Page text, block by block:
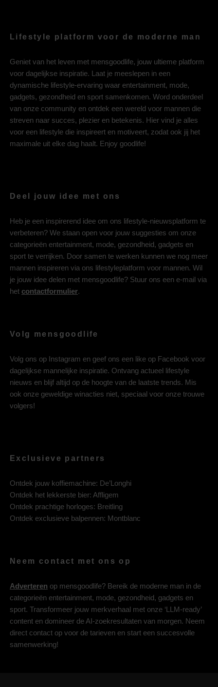
Lifestyle platform voor de moderne man
Geniet van het leven met mensgoodlife, jouw ultieme platform
voor dagelijkse inspiratie. Laat je meeslepen in een
dynamische lifestyle-ervaring waar entertainment, mode,
gadgets, gezondheid en sport samenkomen. Word onderdeel
van onze community en ontdek een wereld voor mannen die
streven naar succes, plezier en betekenis. Hier vind je alles
voor een lifestyle die inspireert en motiveert, zodat ook jij het
maximale uit elke dag haalt. Enjoy goodlife!
Deel jouw idee met ons
Heb je een inspirerend idee om ons lifestyle-nieuwsplatform te
verbeteren? We staan open voor jouw suggesties om onze
categorieën entertainment, mode, gezondheid, gadgets en
sport te verrijken. Door samen te werken kunnen we nog meer
mannen inspireren via ons lifestyleplatform voor mannen. Wil
je jouw idee delen met mensgoodlife? Stuur ons een e-mail via
het contactformulier.
Volg mensgoodlife
Volg ons op Instagram en geef ons een like op Facebook voor
dagelijkse mannelijke inspiratie. Ontvang actueel lifestyle
nieuws en blijf altijd op de hoogte van de laatste trends. Mis
ook onze geweldige winacties niet, speciaal voor onze trouwe
volgers!
Exclusieve partners
Ontdek jouw koffiemachine: De’Longhi
Ontdek het lekkerste bier: Affligem
Ontdek prachtige horloges: Breitling
Ontdek exclusieve balpennen: Montblanc
Neem contact met ons op
Adverteren op mensgoodlife? Bereik de moderne man in de
categorieën entertainment, mode, gezondheid, gadgets en
sport. Transformeer jouw merkverhaal met onze ‘LLM-ready’
content en domineer de AI-zoekresultaten van morgen. Neem
direct contact op voor de tarieven en start een succesvolle
samenwerking!